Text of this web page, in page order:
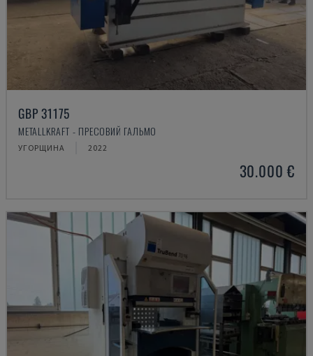
GBP 31175
METALLKRAFT - ПРЕСОВИЙ ГАЛЬМО
УГОРЩИНА 2022
30.000 €